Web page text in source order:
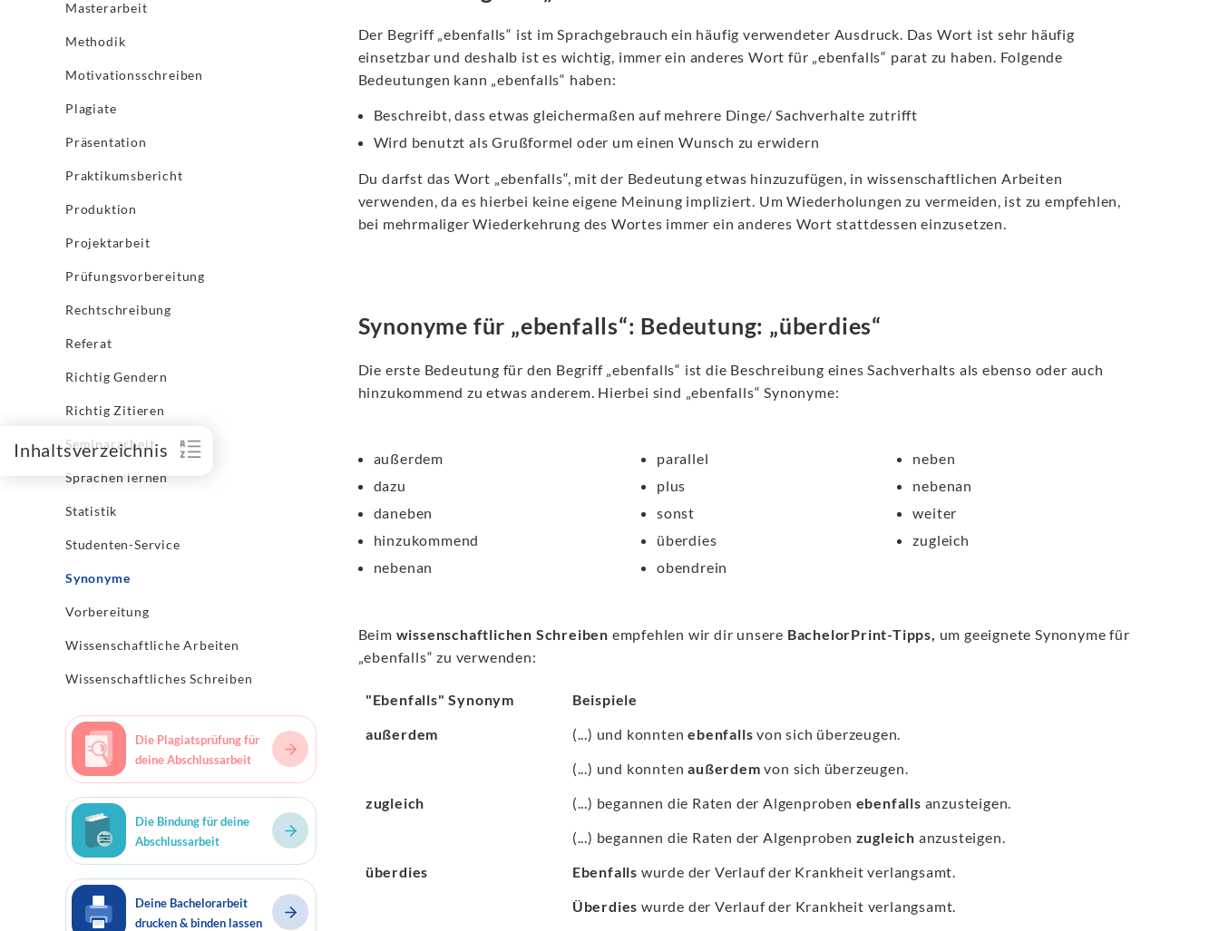
Masterarbeit
Methodik
Motivationsschreiben
Plagiate
Präsentation
Praktikumsbericht
Produktion
Projektarbeit
Prüfungsvorbereitung
Rechtschreibung
Referat
Richtig Gendern
Richtig Zitieren
Seminararbeit
Sprachen lernen
Statistik
Studenten-Service
Synonyme
Vorbereitung
Wissenschaftliche Arbeiten
Wissenschaftliches Schreiben
Die Plagiatsprüfung für
deine Abschlussarbeit
Die Bindung für deine
Abschlussarbeit
Deine Bachelorarbeit
drucken & binden lassen
Inhaltsverzeichnis
Der Begriff „ebenfalls“ ist im Sprachgebrauch ein häufig verwendeter Ausdruck. Das Wort ist sehr häufig
einsetzbar und deshalb ist es wichtig, immer ein anderes Wort für „ebenfalls“ parat zu haben. Folgende
Bedeutungen kann „ebenfalls“ haben:
Beschreibt, dass etwas gleichermaßen auf mehrere Dinge/ Sachverhalte zutrifft
Wird benutzt als Grußformel oder um einen Wunsch zu erwidern
Du darfst das Wort „ebenfalls“, mit der Bedeutung etwas hinzuzufügen, in wissenschaftlichen Arbeiten
verwenden, da es hierbei keine eigene Meinung impliziert. Um Wiederholungen zu vermeiden, ist zu empfehlen,
bei mehrmaliger Wiederkehrung des Wortes immer ein anderes Wort stattdessen einzusetzen.
Synonyme für „ebenfalls“: Bedeutung: „überdies“
Die erste Bedeutung für den Begriff „ebenfalls“ ist die Beschreibung eines Sachverhalts als ebenso oder auch
hinzukommend zu etwas anderem. Hierbei sind „ebenfalls“ Synonyme:
außerdem
dazu
daneben
hinzukommend
nebenan
parallel
plus
sonst
überdies
obendrein
neben
nebenan
weiter
zugleich
Beim wissenschaftlichen Schreiben empfehlen wir dir unsere BachelorPrint-Tipps, um geeignete Synonyme für
„ebenfalls“ zu verwenden:
"Ebenfalls" Synonym
Beispiele
außerdem
(...) und konntenebenfalls von sich überzeugen.
(...) und konntenaußerdem von sich überzeugen.
zugleich
(...) begannen die Raten der Algenproben ebenfalls anzusteigen.
(...) begannen die Raten der Algenproben zugleich anzusteigen.
überdies
Ebenfalls wurde der Verlauf der Krankheit verlangsamt.
Überdies wurde der Verlauf der Krankheit verlangsamt.